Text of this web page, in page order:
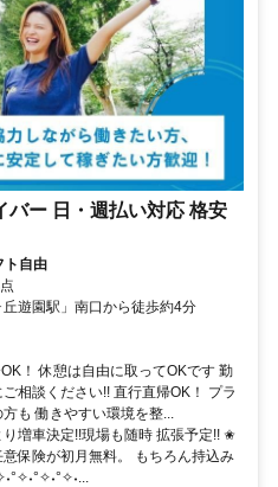
バー 日・週払い対応 格安
ト自由
遊園駅」南口から徒歩約4分
！ 休憩は自由に取ってOKです 勤
相談ください!! 直行直帰OK！ プラ
も 働きやすい環境を整...
増車決定!!現場も随時 拡張予定!! ✬
保険が初月無料。 もちろん持込み